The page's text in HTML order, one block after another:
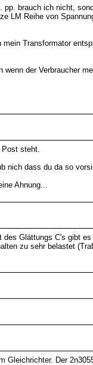
brauch ich nicht,
LM Reihe von
Transformator
der Verbraucher
steht.
nich dass du da so
Ahnung...
Glättungs C's gibt
zu sehr belastet
Der